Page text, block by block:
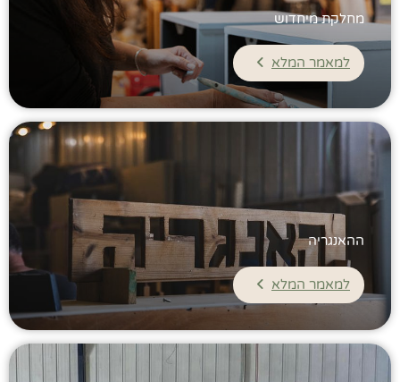
מחלקת מיחדוש
למאמר המלא
ההאנגריה
למאמר המלא